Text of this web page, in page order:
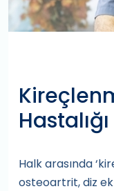
Halk arasında
osteoartrit, diz